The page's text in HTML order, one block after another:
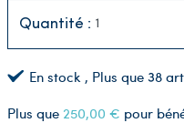
Quantité :
En stock , Plus que 38
Plus que 250,00 € pour